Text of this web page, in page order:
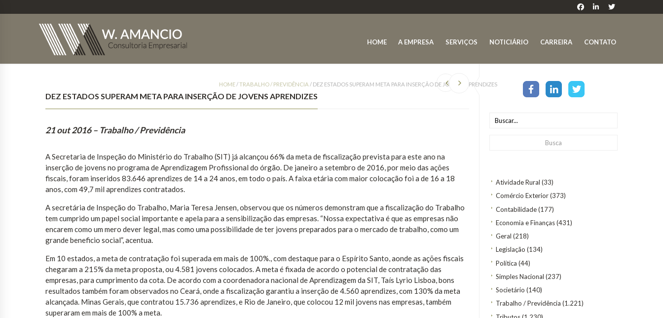
HOME A EMPRESA SERVIÇOS NOTICIÁRIO CARREIRA CONTATO
Atividade Rural (33)
Comércio Exterior(373)
Contabilidade(177)
Economia e Finanças(431)
Geral (218)
Legislação (134)
Política (44)
Simples Nacional (237)
Societário (140)
Trabalho / Previdência (1.221)
HOME/TRABALHO / PREVIDÊNCIA / DEZ ESTADOS SUPERAM META PARA INSERÇÃO DE JOVENS APRENDIZES
DEZ ESTADOS SUPERAM META PARA INSERÇÃO DE JOVENS APRENDIZES
21 out 2016 – Trabalho / Previdência
A Secretaria de Inspeção do Ministério do Trabalho (SIT) já alcançou 66% da meta de fiscalização prevista para este ano na
inserção de jovens no programa de Aprendizagem Profissional do órgão. De janeiro a setembro de 2016, por meio das ações
fiscais, foram inseridos 83.646 aprendizes de 14 a 24 anos, em todo o país. A faixa etária com maior colocação foi a de 16 a 18
anos, com 49,7 mil aprendizes contratados.
A secretária de Inspeção do Trabalho, Maria Teresa Jensen, observou que os números demonstram que a fiscalização do Trabalho
tem cumprido um papel social importante e apela para a sensibilização das empresas. “Nossa expectativa é que as empresas não
encarem como um mero dever legal, mas como uma possibilidade de ter jovens preparados para o mercado de trabalho, como um
grande beneficio social”, acentua.
Em 10 estados, a meta de contratação foi superada em mais de 100%., com destaque para o Espírito Santo, aonde as ações fiscais
chegaram a 215% da meta proposta, ou 4.581 jovens colocados. A meta é fixada de acordo o potencial de contratação das
empresas, para cumprimento da cota. De acordo com a coordenadora nacional de Aprendizagem da SIT, Taís Lyrio Lisboa, bons
resultados também foram observados no Ceará, onde a fiscalização garantiu a inserção de 4.560 aprendizes, com 130% da meta
alcançada. Minas Gerais, que contratou 15.736 aprendizes, e Rio de Janeiro, que colocou 12 mil jovens nas empresas, também
superaram em mais de 100% a meta.